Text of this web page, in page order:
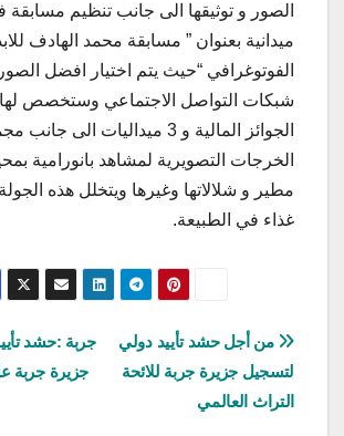
الصور و توثيقها الى جانب تنظيم مسابقة
ميدانية بعنوان ” مسابقة محمد الهادف
الفوتوغرافي “حيث يتم اختيار افضل
شبكات التواصل الاجتماعي وستخصص
الجوائز المالية و 3 ميداليات الى
الخرجات التصويرية لمشاهد بانورامية
مطير و شلالاتها وغيرها ويتخلل هذه
غذاء في الطبيعة.
تصفّح
المقالات
جربة :حشد
جزيرة جربة
من أجل حشد تأييد دولي
لتسجيل جزيرة جربة للائحة
التراث العالمي